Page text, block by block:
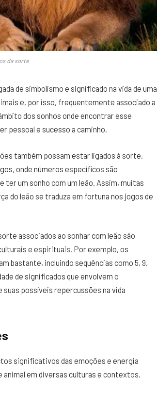
da sorte
de simbolismo e significado na vida de uma
e, por isso, frequentemente associado a
dos sonhos onde encontrar esse
pessoal e sucesso a caminho.
também possam estar ligados à sorte.
onde números específicos são
ter um sonho com um leão. Assim, muitas
do leão se traduza em fortuna nos jogos de
associados ao sonhar com leão são
e espirituais. Por exemplo, os
bastante, incluindo sequências como 5, 9,
de significados que envolvem o
possíveis repercussões na vida
significativos das emoções e energia
em diversas culturas e contextos.